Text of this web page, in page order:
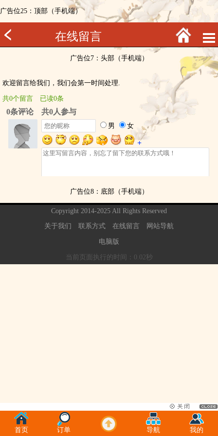
广告位25：顶部（手机端）
在线留言
广告位7：头部（手机端）
欢迎留言给我们，我们会第一时间处理.
共0个留言 已读0条
广告位8：底部（手机端）
Copyright 2014-2025 All Rights Reserved
关于我们 联系方式 在线留言 网站导航
电脑版
当前页面执行的时间：0.02秒
首页 订单 导航 我的